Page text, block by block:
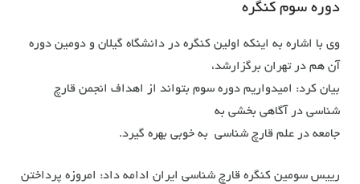
دوره سوم کنگره
وی با اشاره به اینکه اولین کنگره در دانشگاه گیلان و دومین دوره
آن هم در تهران برگزارشد،
بیان کرد: امیدواریم دوره سوم بتواند از اهداف انجمن قارچ
شناسی در آگاهی بخشی به
جامعه در علم قارچ شناسی به خوبی بهره گیرد.
رییس سومین کنگره قارچ شناسی ایران ادامه داد: امروزه پرداختن